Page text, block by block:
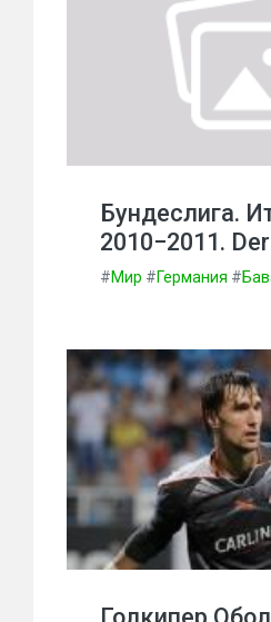
Бундеслига.
2010−2011.
#Мир #Германия #